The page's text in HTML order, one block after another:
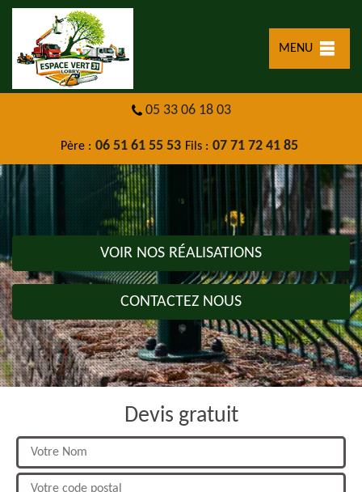
MENU
05 33 06 18 03
Père : 06 51 61 55 53 Fils : 07 71 72 41 85
VOIR NOS RÉALISATIONS
CONTACTEZ NOUS
Devis gratuit